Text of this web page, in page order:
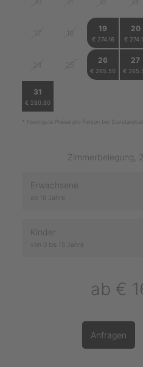
18
19
€ 274.16
20
€
24
26
€ 265.50
27
€
31
€ 280.80
* Niedrigste Preise pro Person bei
Zimmerbelegung,
Erwachsene
ab 16 Jahre
Kinder
von 0 bis 15 Jahre
ab €
Anfragen